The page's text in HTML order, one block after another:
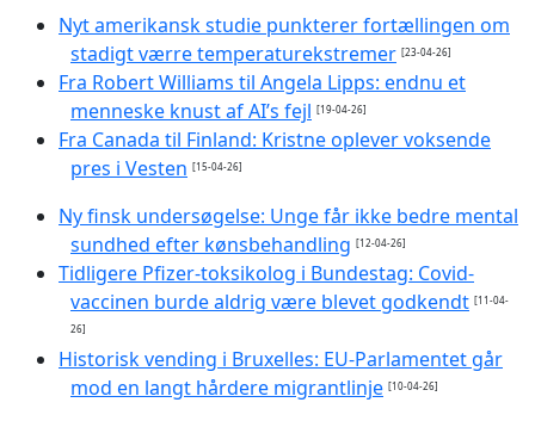
Nyt amerikansk studie punkterer fortællingen om
stadigt værre temperaturekstremer [23-04-26]
Fra Robert Williams til Angela Lipps: endnu et
menneske knust af AI’s fejl [19-04-26]
Fra Canada til Finland: Kristne oplever voksende
pres i Vesten [15-04-26]
Ny finsk undersøgelse: Unge får ikke bedre mental
sundhed efter kønsbehandling [12-04-26]
Tidligere Pfizer-toksikolog i Bundestag: Covid-
vaccinen burde aldrig være blevet godkendt [11-04-
26]
Historisk vending i Bruxelles: EU-Parlamentet går
mod en langt hårdere migrantlinje [10-04-26]